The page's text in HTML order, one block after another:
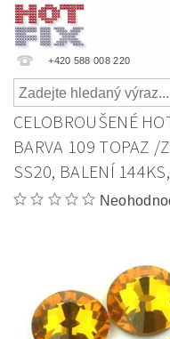
+420 588 008 220
CELOBROUŠENÉ
BARVA 109 TOPAZ /
SS20, BALENÍ